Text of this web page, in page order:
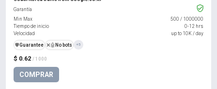
$ 0.62 / 1000
COMPRAR
Garantía
Min Max
500 / 1000000
Tiempo de inicio
0-12 hrs
Velocidad
up to 10K / day
️🛡️Guarantee ❌🤖 No bots +5